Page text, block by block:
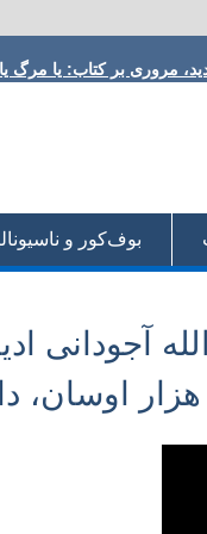
مروری بر کتاب:‌ یا مرگ
بو‌ف‌کور و
آجودانی
اوسان،